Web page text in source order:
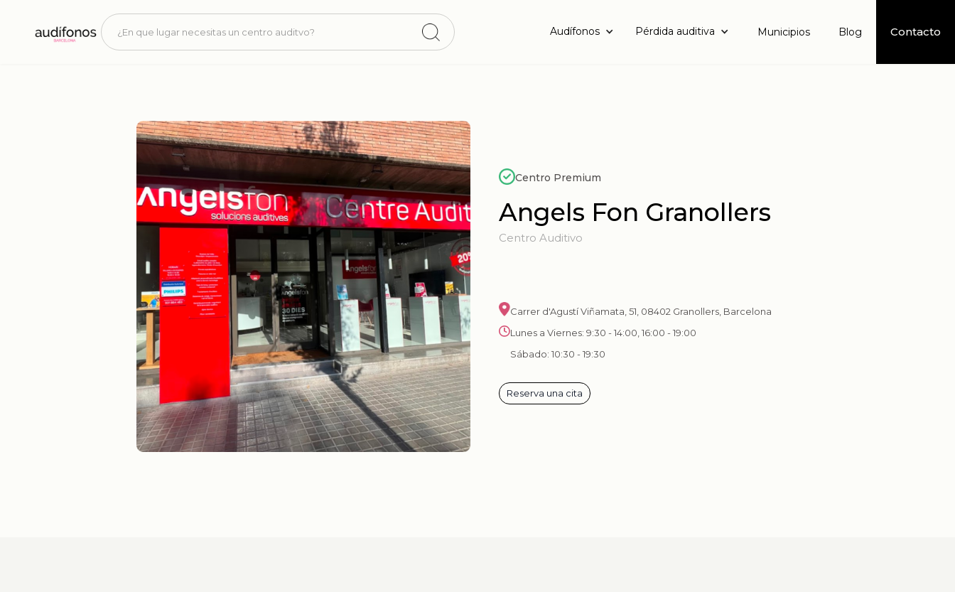
Audífonos Pérdida auditiva Municipios Blog Contacto
Centro Premium
Angels Fon Granollers
Centro Auditivo
Carrer d'Agustí Viñamata, 51, 08402 Granollers, Barcelona
Lunes a Viernes: 9:30 - 14:00, 16:00 - 19:00
Sábado: 10:30 - 19:30
Reserva una cita